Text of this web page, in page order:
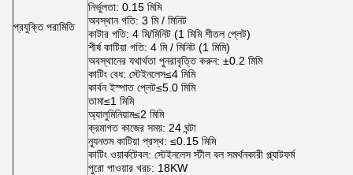
প্রযুক্তি পরামিতি
নির্ভুলতা: 0.15 মিমি
অবস্থান গতি: 3 মি / মিনিট
কাটার গতি: 4 মি/মিনিট (1 মিমি শীতল প্লেট)
শীর্ষ কাটিয়া গতি: 4 মি / মিনিট (1 মিমি)
অবস্থানের যথার্থতা পুনরাবৃত্তি করুন: ±0.2 মিমি
কাটিং বেধ: স্টেইনলেস≤4 মিমি
কার্বন ইস্পাত প্লেট≤5.0 মিমি
তামা≤1 মিমি
অ্যালুমিনিয়াম≤2 মিমি
ক্রমাগত কাজের সময়: 24 ঘন্টা
ন্যূনতম কাটিয়া প্রস্থ: ≤0.15 মিমি
কাটিং ওয়ার্কটেবল: স্টেইনলেস স্টীল বল সমর্থনকারী প্ল্যাটফর্ম
পুরো পাওয়ার খরচ: 18KW